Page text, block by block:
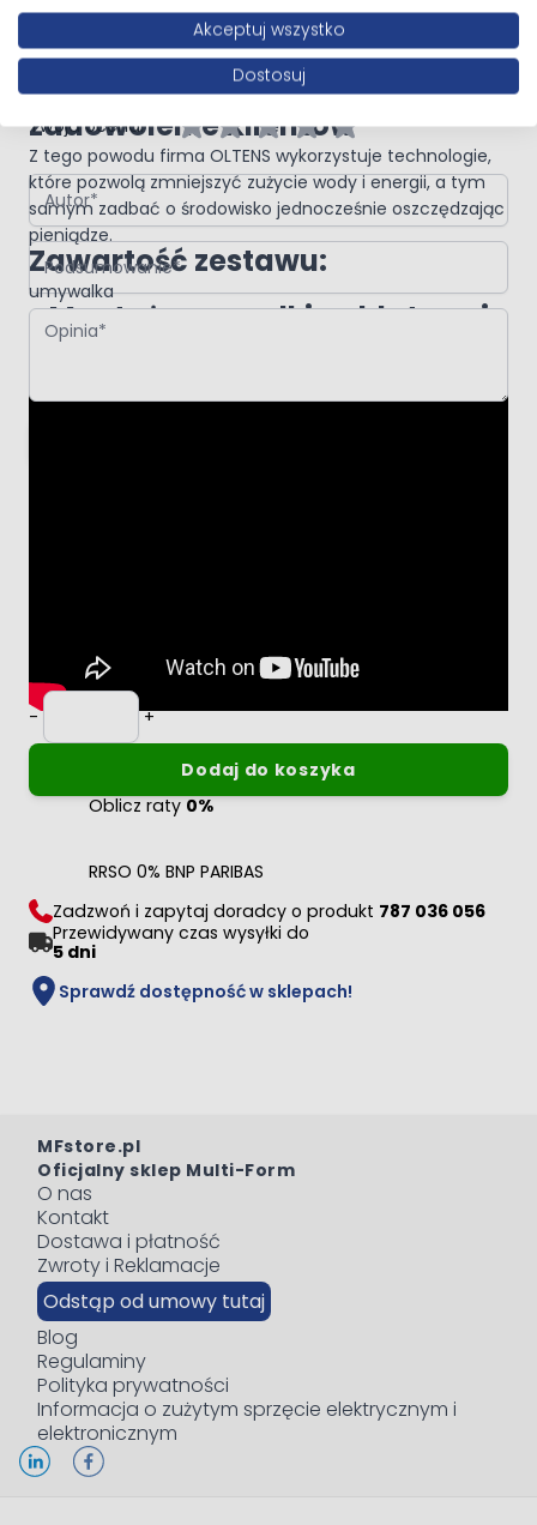
Oltens to pewność i zaufanie przez cały okres
Oltens czuje się odpowiedzialny
za otaczający nas świat oraz
zadowolenie Klientów
Z tego powodu firma OLTENS wykorzystuje technologie,
które pozwolą zmniejszyć zużycie wody i energii, a tym
samym zadbać o środowisko jednocześnie oszczędzając
pieniądze.
Zawartość zestawu:
umywalka
Montaż umywalki nablatowej
Napisz opinię o produkcie:Oltens Hamnes Thin umywalka 51x39
cm nablatowa owalna czarny mat
Twoja ocena:
Autor
Podsumowanie
Opinia
-
Ilość
+
Dodaj do koszyka
Oblicz raty0%
RRSO 0% BNP PARIBAS
Zadzwoń i zapytaj doradcy o produkt 787 036 056
Przewidywany czas wysyłki do
5 dni
Sprawdź dostępność w sklepach!
MFstore.pl
Oficjalny sklep Multi-Form
O nas
Kontakt
Dostawa i płatność
Zwroty i Reklamacje
Odstąp od umowy tutaj
Blog
Regulaminy
Polityka prywatności
Informacja o zużytym sprzęcie elektrycznym i
elektronicznym
Akceptuj wszystko
Dostosuj